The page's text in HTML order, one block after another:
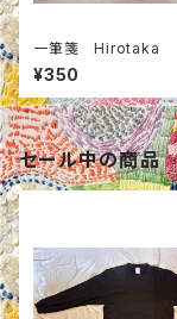
一筆箋 Hirotaka
¥350
セール中の商品